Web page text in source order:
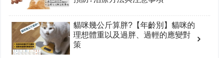
貓咪幾公斤算胖?【年齡別】貓咪的
理想體重以及過胖、過輕的應變對
策